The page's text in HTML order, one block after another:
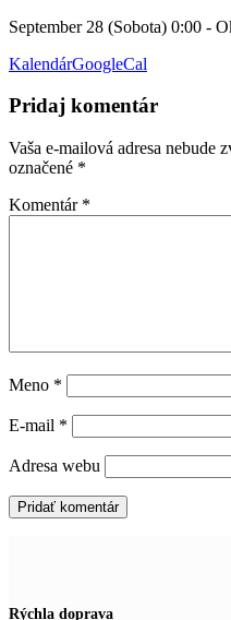
September 28 (Sobota) 0:00 -
KalendárGoogleCal
Pridaj komentár
Vaša e-mailová adresa nebude
označené *
Komentár *
Meno *
E-mail *
Adresa webu
Rýchla doprava